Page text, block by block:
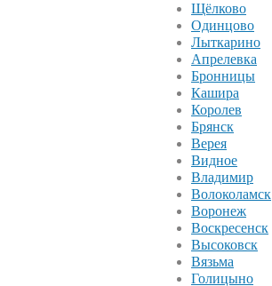
Щёлково
Одинцово
Лыткарино
Апрелевка
Бронницы
Кашира
Королев
Брянск
Верея
Видное
Владимир
Волоколамск
Воронеж
Воскресенск
Высоковск
Вязьма
Голицыно